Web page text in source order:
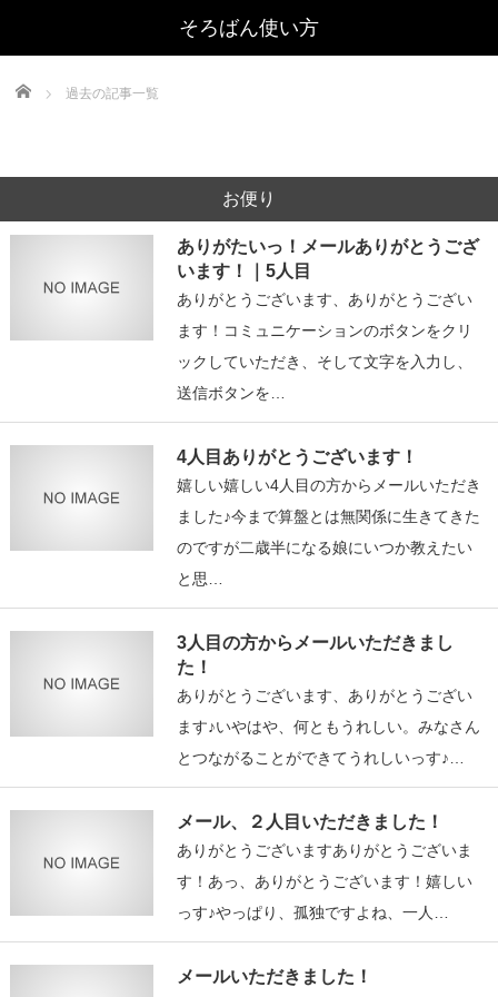
Home 過去の記事一覧
お便り
ありがたいっ！メールありがとうござ
います！｜5人目
ありがとうございます、ありがとうござい
ます！コミュニケーションのボタンをクリ
ックしていただき、そして文字を入力し、
送信ボタンを…
4人目ありがとうございます！
嬉しい嬉しい4人目の方からメールいただき
ました♪今まで算盤とは無関係に生きてきた
のですが二歳半になる娘にいつか教えたい
と思…
3人目の方からメールいただきまし
た！
ありがとうございます、ありがとうござい
ます♪いやはや、何ともうれしい。みなさん
とつながることができてうれしいっす♪…
メール、２人目いただきました！
ありがとうございますありがとうございま
す！あっ、ありがとうございます！嬉しい
っす♪やっぱり、孤独ですよね、一人…
メールいただきました！